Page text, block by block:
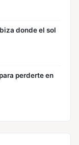
donde el sol
perderte en